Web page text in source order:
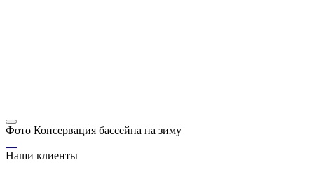
Фото Консервация бассейна на зиму
Наши клиенты